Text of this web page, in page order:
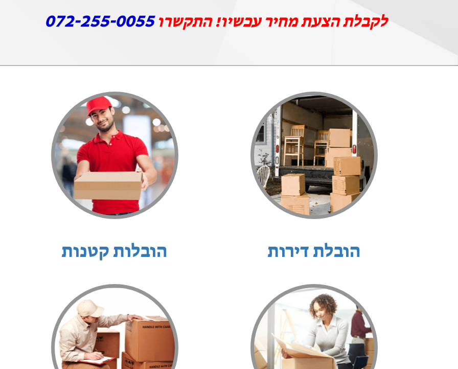
לקבלת הצעת מחיר עכשיו! התקשרו072-255-0055
הובלות קטנות הובלת דירות